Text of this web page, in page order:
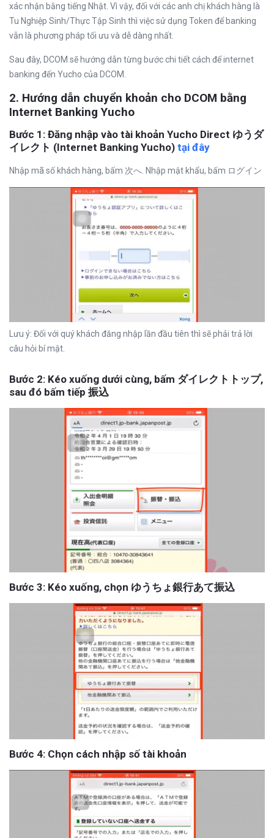
xác nhận bằng tiếng Nhật. Vì vậy, đối với các anh chị khách hàng là
Tu Nghiệp Sinh/Thực Tập Sinh thì việc sử dụng Token để banking
vẫn là phương pháp tối ưu và dễ dàng nhất.
Sau đây, DCOM sẽ hướng dẫn từng bước chi tiết cách để internet
banking đến Yucho của DCOM.
2. Hướng dẫn chuyển khoản cho DCOM bằng
Internet Banking Yucho
Bước 1: Đăng nhập vào tài khoản Yucho Direct ゆうダ
イレクト (Internet Banking Yucho) tại đây
Nhập mã số khách hàng, bấm 次へ. Nhập mật khẩu, bấm ログイン
Lưu ý: Đối với quý khách đăng nhập lần đầu tiên thì sẽ phải trả lời
câu hỏi bí mật.
Bước 2: Kéo xuống dưới cùng, bấm ダイレクトトップ,
sau đó bấm tiếp 振込
Bước 3: Kéo xuống, chọn ゆうちょ銀行あて振込
Bước 4: Chọn cách nhập số tài khoản